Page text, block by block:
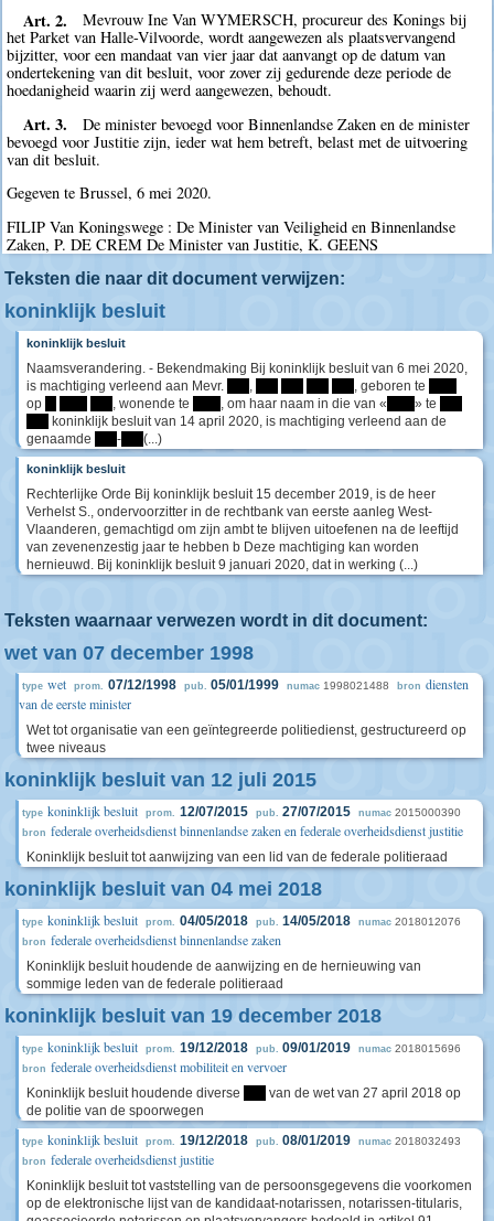
Art. 2.
Mevrouw Ine Van WYMERSCH, procureur des Konings bij
het Parket van Halle-Vilvoorde, wordt aangewezen als plaatsvervangend
bijzitter, voor een mandaat van vier jaar dat aanvangt op de datum van
ondertekening van dit besluit, voor zover zij gedurende deze periode de
hoedanigheid waarin zij werd aangewezen, behoudt.
Art. 3.
De minister bevoegd voor Binnenlandse Zaken en de minister
bevoegd voor Justitie zijn, ieder wat hem betreft, belast met de uitvoering
van dit besluit.
Gegeven te Brussel, 6 mei 2020.
FILIP Van Koningswege : De Minister van Veiligheid en Binnenlandse
Zaken, P. DE CREM De Minister van Justitie, K. GEENS
Teksten die naar dit document verwijzen:
koninklijk besluit
koninklijk besluit
Naamsverandering. - Bekendmaking Bij koninklijk besluit van 6 mei 2020,
is machtiging verleend aan Mevr.
, , geboren te
op
, wonende te , om haar naam in die van « » te
koninklijk besluit van 14 april 2020, is machtiging verleend aan de
genaamde
- (...)
koninklijk besluit
Rechterlijke Orde Bij koninklijk besluit 15 december 2019, is de heer
Verhelst S., ondervoorzitter in de rechtbank van eerste aanleg West-
Vlaanderen, gemachtigd om zijn ambt te blijven uitoefenen na de leeftijd
van zevenenzestig jaar te hebben b Deze machtiging kan worden
hernieuwd. Bij koninklijk besluit 9 januari 2020, dat in werking (...)
Teksten waarnaar verwezen wordt in dit document:
wet van 07 december 1998
type wet prom. 07/12/1998 pub. 05/01/1999 numac 1998021488 bron diensten
van de eerste minister
Wet tot organisatie van een geïntegreerde politiedienst, gestructureerd op
twee niveaus
koninklijk besluit van 12 juli 2015
type koninklijk besluit prom. 12/07/2015 pub. 27/07/2015 numac 2015000390
bron federale overheidsdienst binnenlandse zaken en federale overheidsdienst justitie
Koninklijk besluit tot aanwijzing van een lid van de federale politieraad
koninklijk besluit van 04 mei 2018
type koninklijk besluit prom. 04/05/2018 pub. 14/05/2018 numac 2018012076
bron federale overheidsdienst binnenlandse zaken
Koninklijk besluit houdende de aanwijzing en de hernieuwing van
sommige leden van de federale politieraad
koninklijk besluit van 19 december 2018
type koninklijk besluit prom. 19/12/2018 pub. 09/01/2019 numac 2018015696
bron federale overheidsdienst mobiliteit en vervoer
Koninklijk besluit houdende diverse
van de wet van 27 april 2018 op
de politie van de spoorwegen
type koninklijk besluit prom. 19/12/2018 pub. 08/01/2019 numac 2018032493
bron federale overheidsdienst justitie
Koninklijk besluit tot vaststelling van de persoonsgegevens die voorkomen
op de elektronische lijst van de kandidaat-notarissen, notarissen-titularis,